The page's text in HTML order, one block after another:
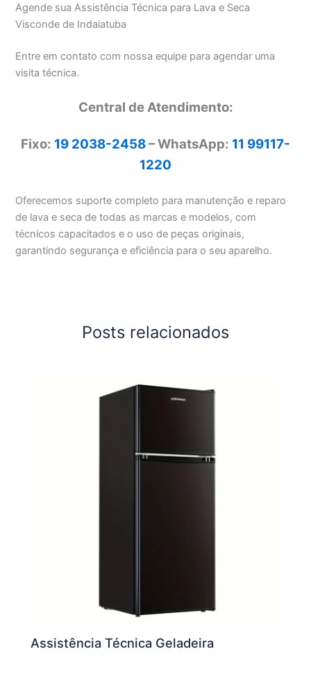
Agende sua Assistência Técnica para Lava e Seca
Visconde de Indaiatuba
Entre em contato com nossa equipe para agendar uma
visita técnica.
Central de Atendimento:
Fixo: 19 2038-2458– WhatsApp: 11 99117-
1220
Oferecemos suporte completo para manutenção e reparo
de lava e seca de todas as marcas e modelos, com
técnicos capacitados e o uso de peças originais,
garantindo segurança e eficiência para o seu aparelho.
Posts relacionados
Assistência Técnica Geladeira